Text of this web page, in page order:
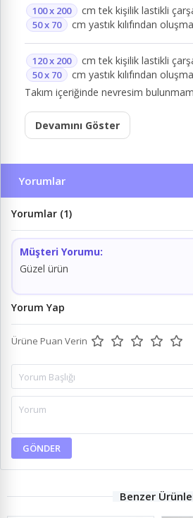
100 x 200 cm tek kişilik lastikli
50 x 70 cm yastık kılıfından
120 x 200 cm tek kişilik lastikli
50 x 70
cm yastık kılıfından
Takım içeriğinde nevresim
Devamını Göster
Yorumlar
Yorumlar (1)
Müşteri Yorumu:
Güzel ürün
Yorum Yap
Ürüne Puan Verin
GÖNDER
Benzer